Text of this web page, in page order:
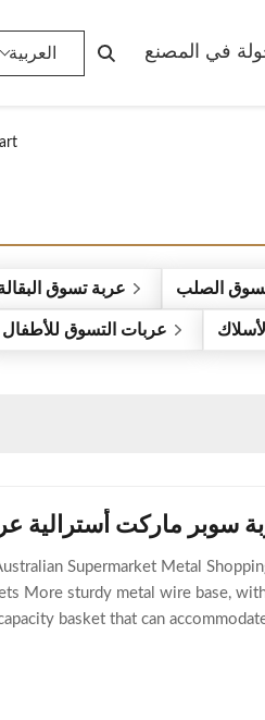
في المصنع العربية
عربة تسوق الصلب
عربات التسوق للأطفال
Supermarket Metal
More sturdy metal wire base,
basket that can